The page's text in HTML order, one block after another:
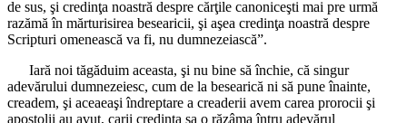
de sus, şi credinţa noastră despre cărţile canoniceşti mai pre urmă
razămă în mărturisirea besearicii, şi aşea credinţa noastră despre
Scripturi omenească va fi, nu dumnezeiască”.
Iară noi tăgăduim aceasta, şi nu bine să închie, că singur
adevărului dumnezeiesc, cum de la besearică ni să pune înainte,
creadem, şi aceaeaşi îndreptare a creaderii avem carea prorocii şi
apostolii au avut, carii credinţa sa o răzâma întru adevărul